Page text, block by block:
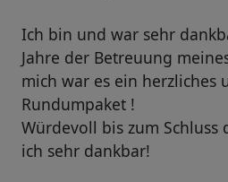
Ich bin und war sehr
Jahre der Betreuung
mich war es ein herzliches
Rundumpaket !
Würdevoll bis zum
ich sehr dankbar!